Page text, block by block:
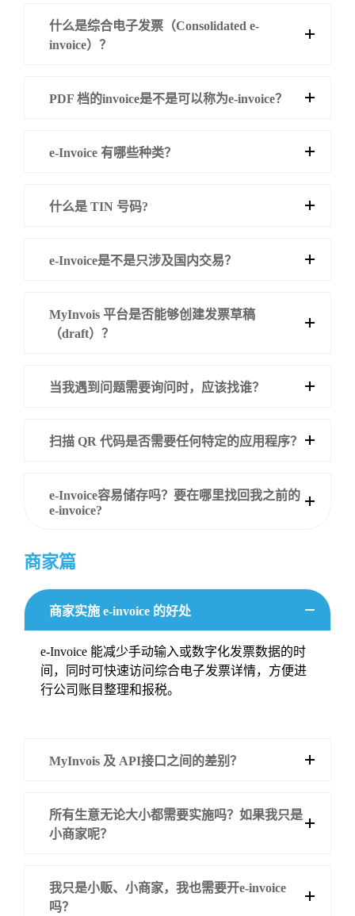
什么是综合电子发票（Consolidated e-
invoice）？
PDF 档的invoice是不是可以称为e-invoice？
e-Invoice 有哪些种类？
什么是 TIN 号码?
e-Invoice是不是只涉及国内交易？
MyInvois 平台是否能够创建发票草稿
（draft）？
当我遇到问题需要询问时，应该找谁？
扫描 QR 代码是否需要任何特定的应用程序？
e-Invoice容易储存吗？要在哪里找回我之前的
e-invoice?
商家篇
商家实施 e-invoice 的好处
e-Invoice 能减少手动输入或数字化发票数据的时
间，同时可快速访问综合电子发票详情，方便进
行公司账目整理和报税。
MyInvois 及 API接口之间的差别？
所有生意无论大小都需要实施吗？如果我只是
小商家呢？
我只是小贩、小商家，我也需要开e-invoice
吗？